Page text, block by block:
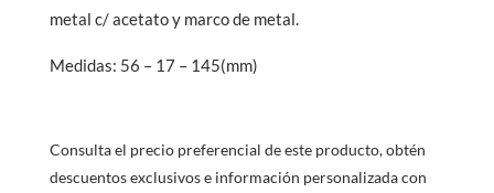
metal c/ acetato y marco de metal.
Medidas: 56 – 17 – 145(mm)
Consulta el precio preferencial de este producto, obtén
descuentos exclusivos e información personalizada con